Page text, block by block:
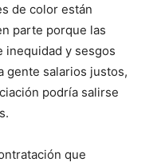
de color están
parte porque las
inequidad y sesgos
gente salarios justos,
podría salirse
que